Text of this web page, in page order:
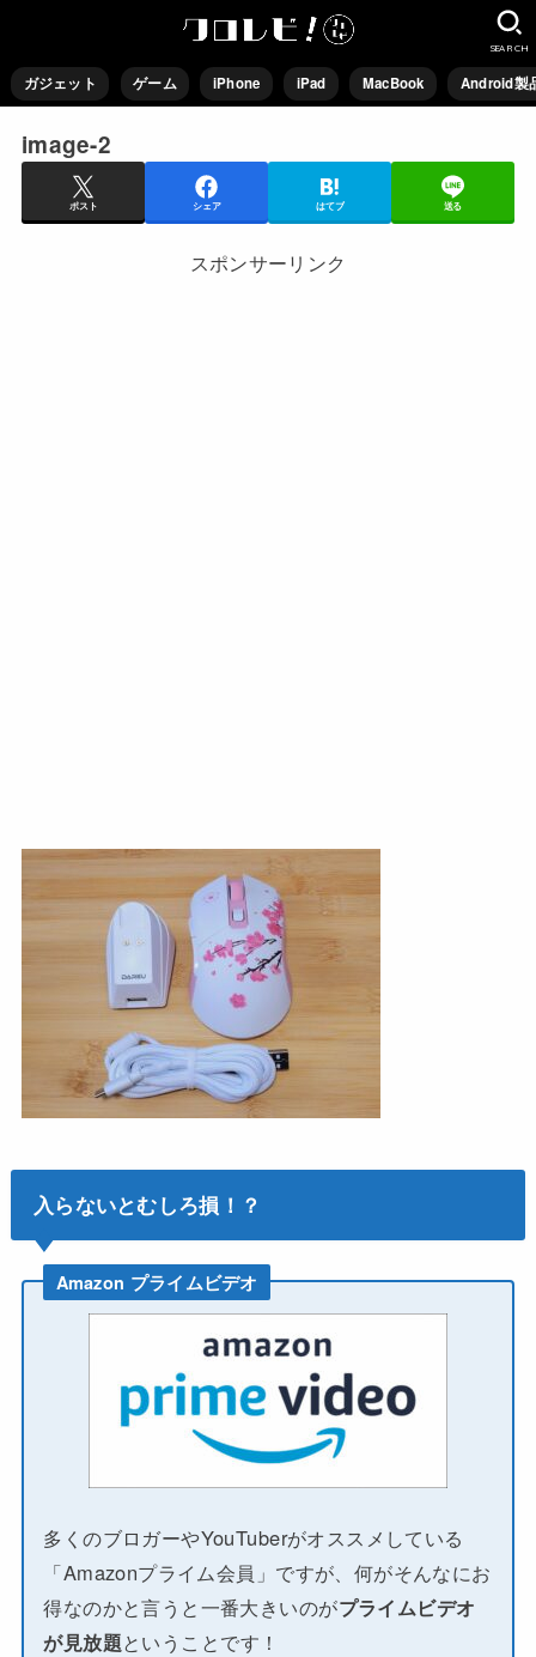
ガジェット ゲーム iPhone iPad MacBook Android製
SEARCH
image-2
ポスト シェア はてブ 送る
スポンサーリンク
入らないとむしろ損！？
Amazon プライムビデオ
多くのブロガーやYouTuberがオススメしている
「Amazonプライム会員」ですが、何がそんなにお
得なのかと言うと一番大きいのがプライムビデオ
が見放題ということです！